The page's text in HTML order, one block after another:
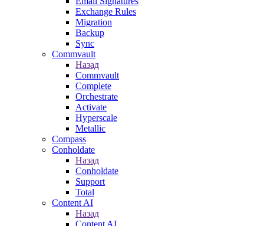
Exchange Rules
Migration
Backup
Sync
Commvault
Назад
Commvault
Complete
Orchestrate
Activate
Hyperscale
Metallic
Compass
Conholdate
Назад
Conholdate
Support
Total
Content AI
Назад
Content AI